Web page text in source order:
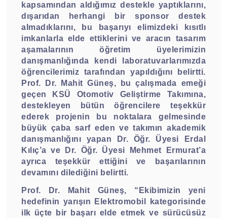
kapsamından aldığımız destekle yaptıklarını,
dışarıdan herhangi bir sponsor destek
almadıklarını, bu başarıyı elimizdeki kısıtlı
imkanlarla elde ettiklerini ve aracın tasarım
aşamalarının öğretim üyelerimizin
danışmanlığında kendi laboratuvarlarımızda
öğrencilerimiz tarafından yapıldığını belirtti.
Prof. Dr. Mahit Güneş, bu çalışmada emeği
geçen KSÜ Otomotiv Geliştirme Takımına,
destekleyen bütün öğrencilere teşekkür
ederek projenin bu noktalara gelmesinde
büyük çaba sarf eden ve takımın akademik
danışmanlığını yapan Dr. Öğr. Üyesi Erdal
Kılıç’a ve Dr. Öğr. Üyesi Mehmet Ermurat’a
ayrıca teşekkür ettiğini ve başarılarının
devamını dilediğini belirtti.
Prof. Dr. Mahit Güneş, “Ekibimizin yeni
hedefinin yarışın Elektromobil kategorisinde
ilk üçte bir başarı elde etmek ve sürücüsüz